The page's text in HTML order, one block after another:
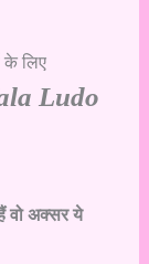
के लिए
Ludo
वो अक्सर ये